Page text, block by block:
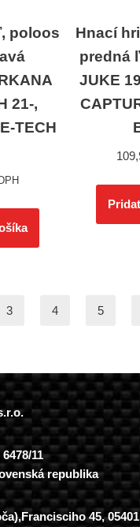
poloos
21-,
TECH
Hnací
predná
JUKE
3 4 5
11
republika
45,